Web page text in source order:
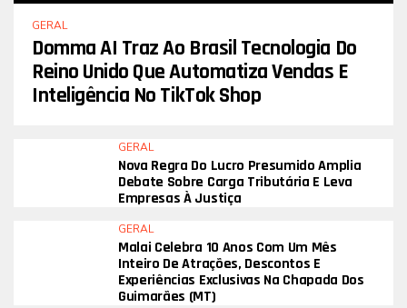
GERAL
Domma AI Traz Ao Brasil Tecnologia Do
Reino Unido Que Automatiza Vendas E
Inteligência No TikTok Shop
GERAL
Nova Regra Do Lucro Presumido Amplia
Debate Sobre Carga Tributária E Leva
Empresas À Justiça
GERAL
Malai Celebra 10 Anos Com Um Mês
Inteiro De Atrações, Descontos E
Experiências Exclusivas Na Chapada Dos
Guimarães (MT)